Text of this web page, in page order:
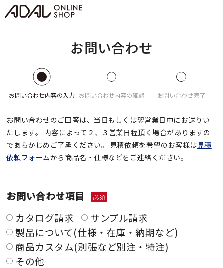
お問い合わせ
お問い合わせ内容の入力 お問い合わせ内容の確認 お問い合わせ完了
お問い合わせのご回答は、当日もしくは翌営業日中にお送りい
たします。
内容によって２、３営業日程頂く場合がありますの
であらかじめご了承ください。
見積依頼を希望のお客様は見積
依頼フォームから商品名・仕様などをご連絡ください。
お問い合わせ項目 必須
カタログ請求
サンプル請求
製品について(仕様・在庫・納期など)
商品カスタム(別張など別注・特注)
その他